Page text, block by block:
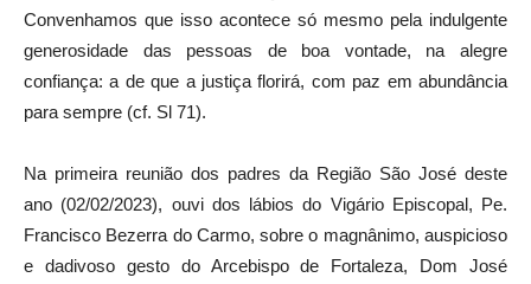
Convenhamos que isso acontece só mesmo pela indulgente
generosidade das pessoas de boa vontade, na alegre
confiança: a de que a justiça florirá, com paz em abundância
para sempre (cf. Sl 71).
Na primeira reunião dos padres da Região São José deste
ano (02/02/2023), ouvi dos lábios do Vigário Episcopal, Pe.
Francisco Bezerra do Carmo, sobre o magnânimo, auspicioso
e dadivoso gesto do Arcebispo de Fortaleza, Dom José